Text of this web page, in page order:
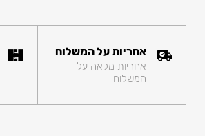
אחריות על המשלוח
אחריות מלאה על
המשלוח